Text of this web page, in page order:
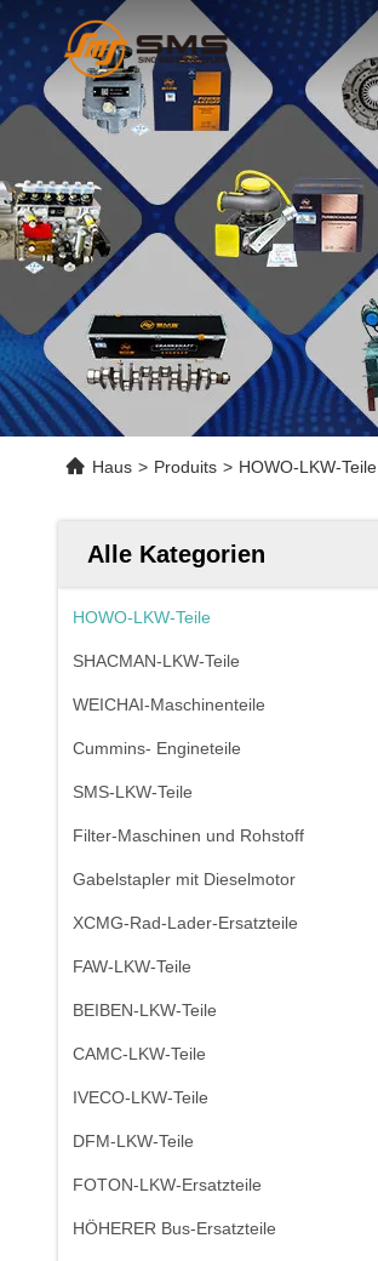
Haus > Produits > HOWO-LKW-Teile
Alle Kategorien
HOWO-LKW-Teile
SHACMAN-LKW-Teile
WEICHAI-Maschinenteile
Cummins- Engineteile
SMS-LKW-Teile
Filter-Maschinen und Rohstoff
Gabelstapler mit Dieselmotor
XCMG-Rad-Lader-Ersatzteile
FAW-LKW-Teile
BEIBEN-LKW-Teile
CAMC-LKW-Teile
IVECO-LKW-Teile
DFM-LKW-Teile
FOTON-LKW-Ersatzteile
HÖHERER Bus-Ersatzteile